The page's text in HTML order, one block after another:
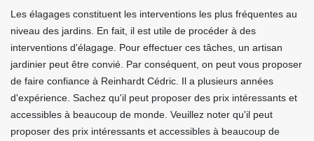
Les élagages constituent les interventions les plus fréquentes au
niveau des jardins. En fait, il est utile de procéder à des
interventions d'élagage. Pour effectuer ces tâches, un artisan
jardinier peut être convié. Par conséquent, on peut vous proposer
de faire confiance à Reinhardt Cédric. Il a plusieurs années
d'expérience. Sachez qu'il peut proposer des prix intéressants et
accessibles à beaucoup de monde. Veuillez noter qu'il peut
proposer des prix intéressants et accessibles à beaucoup de